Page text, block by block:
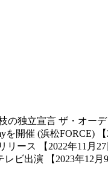
の独立宣言 ザ・オ
開催 (浜松FORCE)
リース 【2022年11
ビ出演 【2023年12